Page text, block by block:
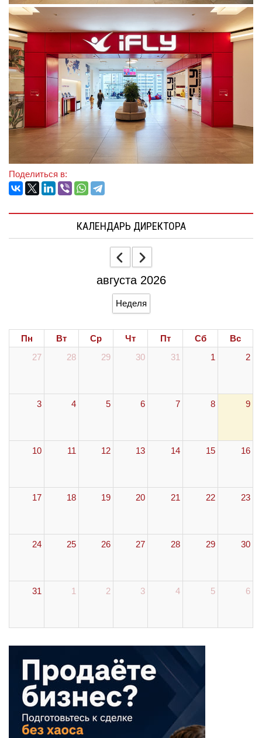
Поделиться в:
КАЛЕНДАРЬ ДИРЕКТОРА
августа 2026
Неделя
Пн Вт Ср Чт Пт Сб
Вс
27
28 29 30 31 1 2
3 4 5 6 7 8 9
10 11 12 13 14 15 16
17 18 19 20 21 22 23
24 25 26 27 28 29 30
31 1 2 3 4 5 6